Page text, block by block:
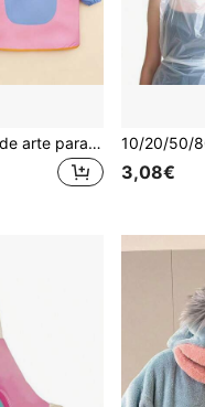
1/2/4 piezas Delantal de arte para niños, delantal de pintura impermeable de manga larga para niños, adecuado para niños de 3 a 8 años, delantal de artista con bolsillo para pintura, cocina, comida
3,08€